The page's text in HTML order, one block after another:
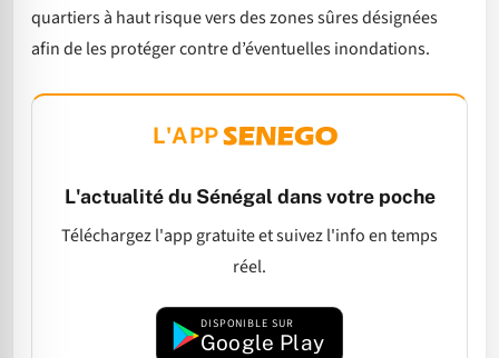
quartiers à haut risque vers des zones sûres désignées
afin de les protéger contre d’éventuelles inondations.
L'APP
L'actualité du Sénégal dans votre poche
Téléchargez l'app gratuite et suivez l'info en temps
réel.
DISPONIBLE SUR
Google Play